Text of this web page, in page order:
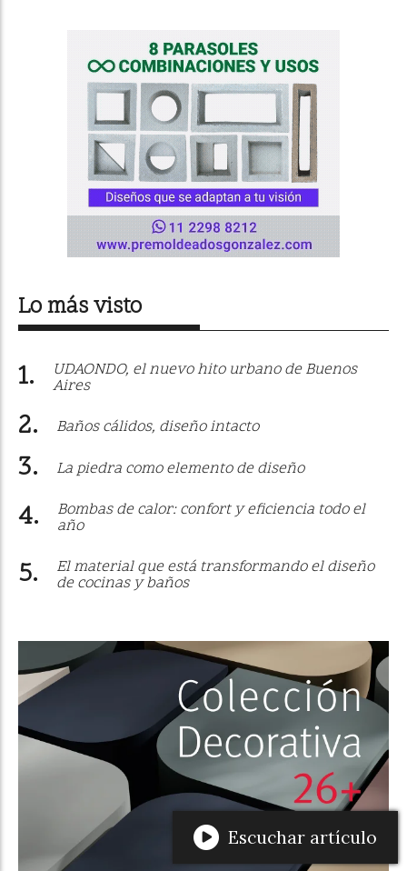
Lo más visto
UDAONDO, el nuevo hito urbano de Buenos
Aires
Baños cálidos, diseño intacto
La piedra como elemento de diseño
Bombas de calor: confort y eficiencia todo el
año
El material que está transformando el diseño
de cocinas y baños
Escuchar artículo